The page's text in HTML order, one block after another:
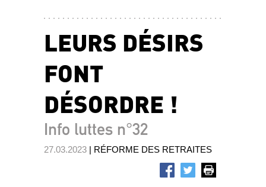
LEURS DÉSIRS
FONT
DÉSORDRE !
Info luttes n°32
27.03.2023 | RÉFORME DES RETRAITES